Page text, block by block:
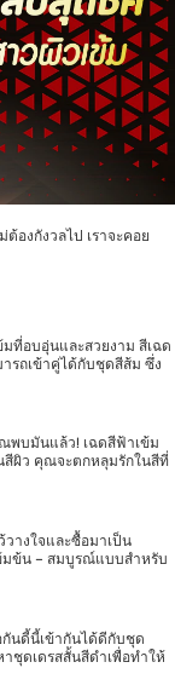
องกังวลไป เราจะคอย
ที่อบอุ่นและสวยงาม สีเฉด
รถเข้าคู่ได้กับชุดสีส้ม ซึ่ง
บมันแล้ว! เฉดสีฟ้าเข้ม
ผิว คุณจะตกหลุมรักในสีที่
างใจและซื้อมาเป็น
มข้น – สมบูรณ์แบบสำหรับ
นดี้นี้เข้ากันได้ดีกับชุด
ชุดเดรสสั้นสีดำเพื่อทำให้